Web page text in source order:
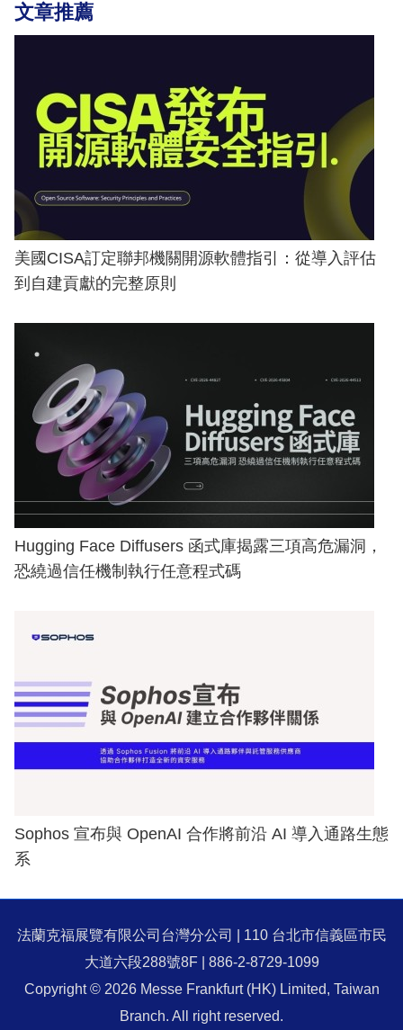
文章推薦
美國CISA訂定聯邦機關開源軟體指引：從導入評估
到自建貢獻的完整原則
Hugging Face Diffusers 函式庫揭露三項高危漏洞，
恐繞過信任機制執行任意程式碼
Sophos 宣布與 OpenAI 合作將前沿 AI 導入通路生態
系
法蘭克福展覽有限公司台灣分公司 | 110 台北市信義區市民
大道六段288號8F | 886-2-8729-1099
Copyright © 2026 Messe Frankfurt (HK) Limited, Taiwan
Branch. All right reserved.